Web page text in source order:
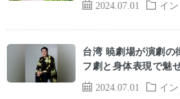
2024.07.01 イ
2024.07.01 イ
台湾 暁劇場が演劇
フ劇と身体表現で魅